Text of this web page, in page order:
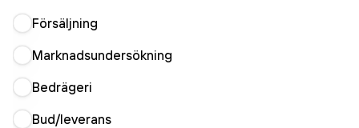
Försäljning
Marknadsundersökning
Bedrägeri
Bud/leverans